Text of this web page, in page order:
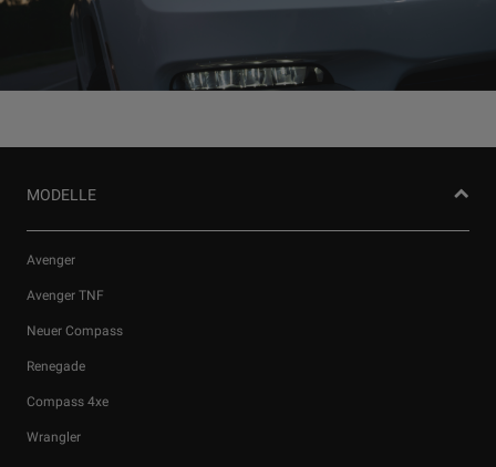
MODELLE
Avenger
Avenger TNF
Neuer Compass
Renegade
Compass 4xe
Wrangler